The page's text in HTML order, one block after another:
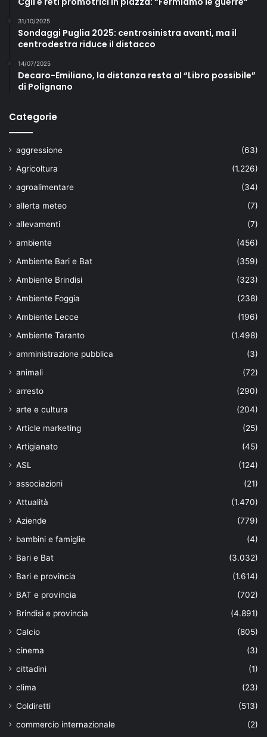
31/10/2025
Sondaggi Puglia 2025: centrosinistra avanti, ma il
centrodestra riduce il distacco
14/07/2025
Decaro-Emiliano, la distanza resta al “Libro possibile”
di Polignano
Categorie
aggressione
(63)
Agricoltura
(1.226)
agroalimentare
(34)
allerta meteo
(7)
allevamenti
(7)
ambiente
(456)
Ambiente Bari e Bat
(359)
Ambiente Brindisi
(323)
Ambiente Foggia
(238)
Ambiente Lecce
(196)
Ambiente Taranto
(1.498)
amministrazione pubblica
(3)
animali
(72)
arresto
(290)
arte e cultura
(204)
Article marketing
(25)
Artigianato
(45)
ASL
(124)
associazioni
(21)
Attualità
(1.470)
Aziende
(779)
bambini e famiglie
(4)
Bari e Bat
(3.032)
Bari e provincia
(1.614)
BAT e provincia
(702)
Brindisi e provincia
(4.891)
Calcio
(805)
cinema
(3)
cittadini
(1)
clima
(23)
Coldiretti
(513)
commercio internazionale
(2)